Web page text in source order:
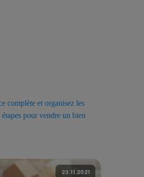
complète et organisez les
pour vendre un bien
23.11.2021